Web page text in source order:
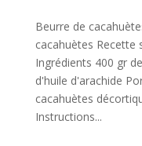
Beurre de
cacahuètes Recette
Ingrédients 400 gr
d'huile d'arachide
cacahuètes
Instructions...